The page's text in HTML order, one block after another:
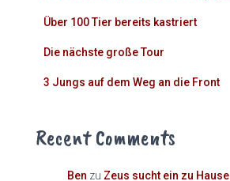
Über 100 Tier bereits kastriert
Die nächste große Tour
3 Jungs auf dem Weg an die Front
Recent Comments
Ben zu Zeus sucht ein zu Hause